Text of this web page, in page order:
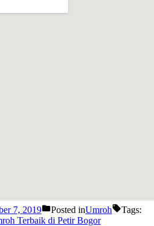
7, 2019 Posted inUmroh
Tags:
Terbaik di Petir Bogor